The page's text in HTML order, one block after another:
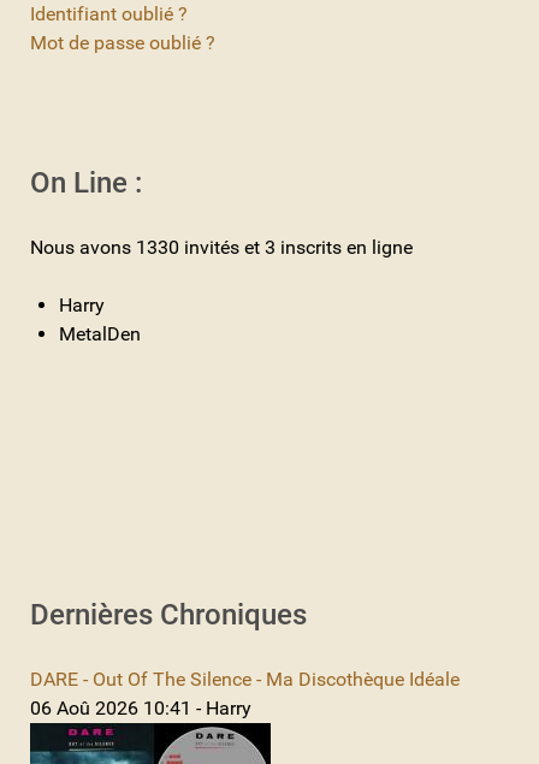
Identifiant oublié ?
Mot de passe oublié ?
On Line :
Nous avons 1330 invités et 3 inscrits en ligne
Harry
MetalDen
Dernières Chroniques
DARE - Out Of The Silence - Ma Discothèque Idéale
06 Aoû 2026 10:41 - Harry